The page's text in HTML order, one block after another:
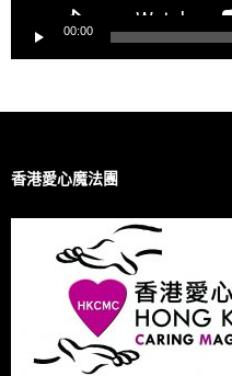
00:00
香港愛心魔法團